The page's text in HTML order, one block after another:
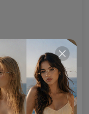
S 01
強化レンズ
available